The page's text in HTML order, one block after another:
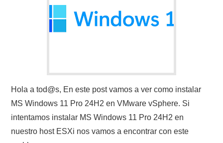
Hola a tod@s, En este post vamos a ver como instalar
MS Windows 11 Pro 24H2 en VMware vSphere. Si
intentamos instalar MS Windows 11 Pro 24H2 en
nuestro host ESXi nos vamos a encontrar con este